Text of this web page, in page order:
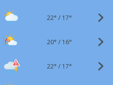
22° / 17°
20° / 16°
22° / 17°